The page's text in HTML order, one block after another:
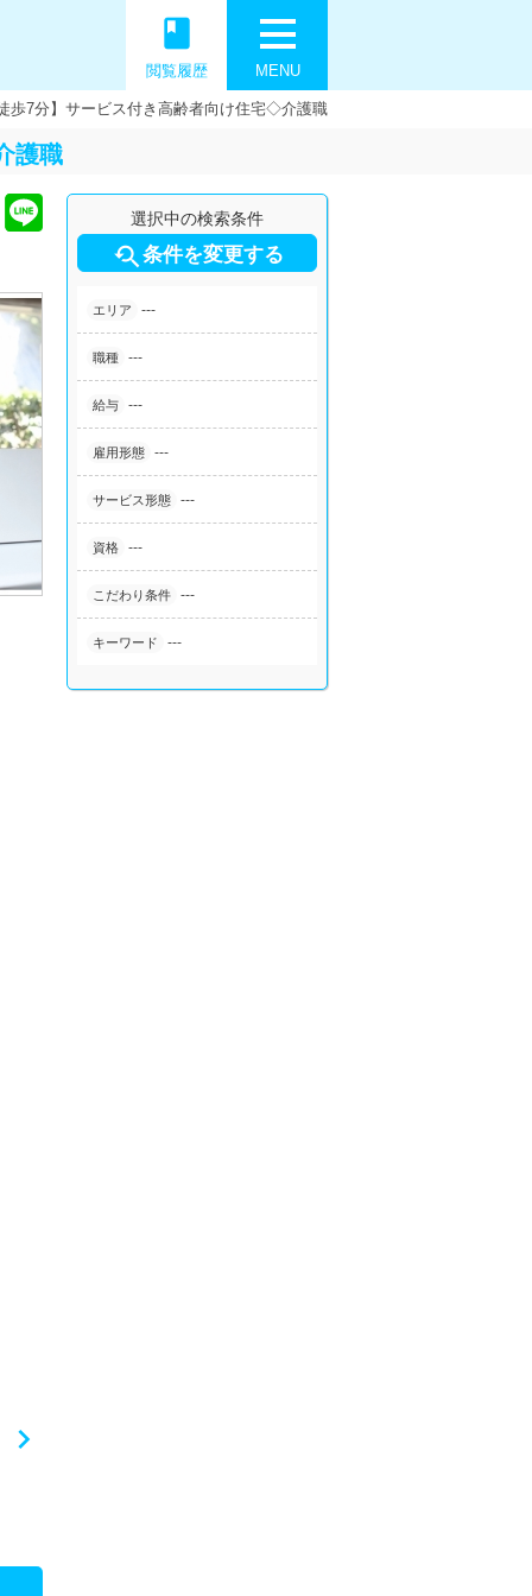
MENU
book
閲覧履歴
歩7分】サービス付き高齢者向け住宅◇介護職
護職
選択中の検索条件
条件を変更する
エリア ---
職種 ---
給与 ---
雇用形態 ---
サービス形態 ---
資格 ---
こだわり条件 ---
キーワード ---
